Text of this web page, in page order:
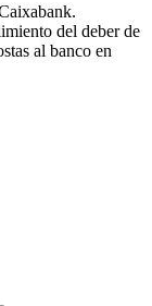
del deber de
al banco en